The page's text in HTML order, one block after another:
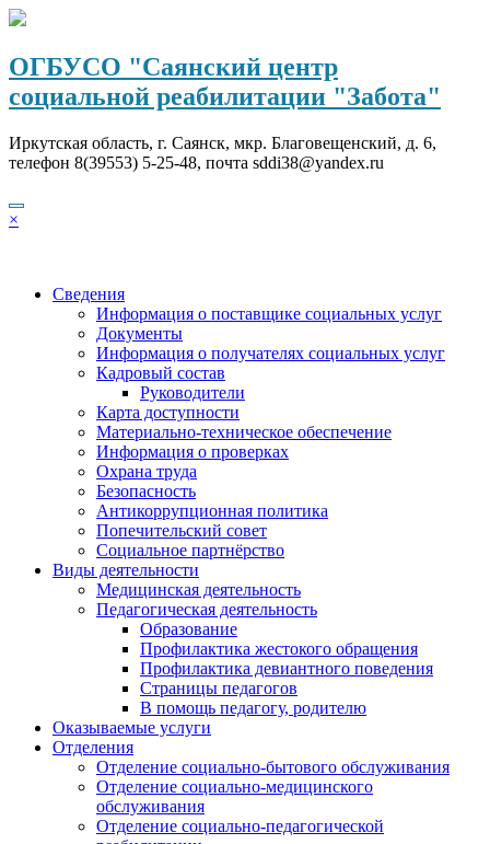
Перейти
содержимому
ОГБУСО "Саянский центр
социальной реабилитации "Забота"
Иркутская область, г. Саянск, мкр. Благовещенский, д. 6,
телефон 8(39553) 5-25-48, почта sddi38@yandex.ru
×
Сведения
Информация о поставщике социальных услуг
Документы
Информация о получателях социальных услуг
Кадровый состав
Руководители
Карта доступности
Материально-техническое обеспечение
Информация о проверках
Охрана труда
Безопасность
Антикоррупционная политика
Попечительский совет
Социальное партнёрство
Виды деятельности
Медицинская деятельность
Педагогическая деятельность
Образование
Профилактика жестокого обращения
Профилактика девиантного поведения
Страницы педагогов
В помощь педагогу, родителю
Оказываемые услуги
Отделения
Отделение социально-бытового обслуживания
Отделение социально-медицинского
обслуживания
Отделение социально-педагогической